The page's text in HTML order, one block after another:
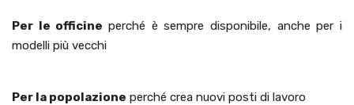
Per le officine perché è sempre disponibile, anche per i
modelli più vecchi
Per la popolazione perché crea nuovi posti di lavoro